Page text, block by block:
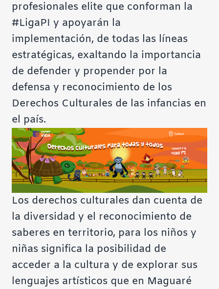
profesionales elite que conforman la
#LigaPI y apoyarán la
implementación, de todas las líneas
estratégicas, exaltando la importancia
de defender y propender por la
defensa y reconocimiento de los
Derechos Culturales de las infancias en
el país.
Los derechos culturales dan cuenta de
la diversidad y el reconocimiento de
saberes en territorio, para los niños y
niñas significa la posibilidad de
acceder a la cultura y de explorar sus
lenguajes artísticos que en Maguaré